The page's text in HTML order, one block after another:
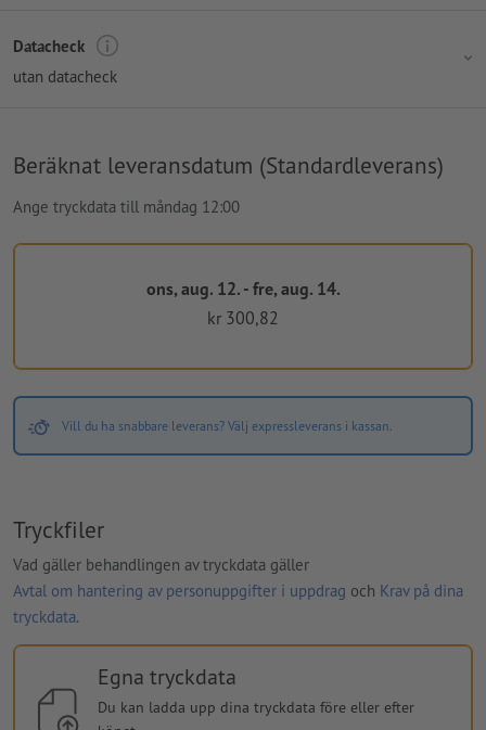
Datacheck
utan datacheck
Beräknat leveransdatum (Standardleverans)
Ange tryckdata till måndag 12:00
ons, aug. 12. - fre, aug. 14.
kr 300,82
Vill du ha snabbare leverans? Välj expressleverans i kassan.
Tryckfiler
Vad gäller behandlingen av tryckdata gäller
Avtal om hantering av personuppgifter i uppdrag och Krav på dina
tryckdata.
Egna tryckdata
Du kan ladda upp dina tryckdata före eller efter